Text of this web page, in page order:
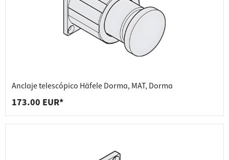
Anclaje telescópico Häfele Dorma, MAT, Dorma
173.00 EUR*